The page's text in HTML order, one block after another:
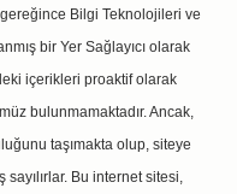
Bilgi Teknolojileri ve
bir Yer Sağlayıcı olarak
içerikleri proaktif olarak
bulunmamaktadır. Ancak,
taşımakta olup, siteye
Bu internet sitesi,